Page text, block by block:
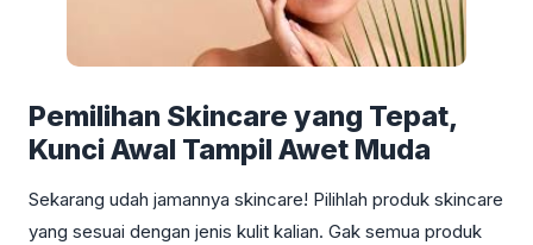
Pemilihan Skincare yang Tepat,
Kunci Awal Tampil Awet Muda
Sekarang udah jamannya skincare! Pilihlah produk skincare
yang sesuai dengan jenis kulit kalian. Gak semua produk